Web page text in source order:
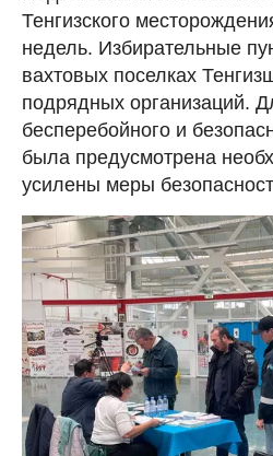
Тенгизского
недель. Избирательные
вахтовых поселках
подрядных организаций.
бесперебойного и
была предусмотрена
усилены меры